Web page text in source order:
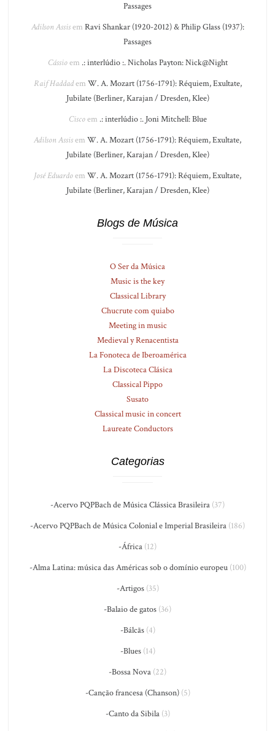
Passages
Adilson Assisem Ravi Shankar (1920-2012) & Philip Glass (1937):
Passages
Cássioem .: interlúdio :. Nicholas Payton: Nick@Night
Raif Haddadem W. A. Mozart (1756-1791): Réquiem, Exultate,
Jubilate (Berliner, Karajan / Dresden, Klee)
Ciscoem .: interlúdio :. Joni Mitchell: Blue
Adilson Assisem W. A. Mozart (1756-1791): Réquiem, Exultate,
Jubilate (Berliner, Karajan / Dresden, Klee)
José Eduardoem W. A. Mozart (1756-1791): Réquiem, Exultate,
Jubilate (Berliner, Karajan / Dresden, Klee)
Blogs de Música
O Ser da Música
Music is the key
Classical Library
Chucrute com quiabo
Meeting in music
Medieval y Renacentista
La Fonoteca de Iberoamérica
La Discoteca Clásica
Classical Pippo
Susato
Classical music in concert
Laureate Conductors
Categorias
-Acervo PQPBach de Música Clássica Brasileira (37)
-Acervo PQPBach de Música Colonial e Imperial Brasileira (186)
-África (12)
-Alma Latina: música das Américas sob o domínio europeu(100)
-Artigos(35)
-Balaio de gatos (36)
-Bálcãs(4)
-Blues(14)
-Bossa Nova (22)
-Canção francesa (Chanson)(5)
-Canto da Sibila(3)